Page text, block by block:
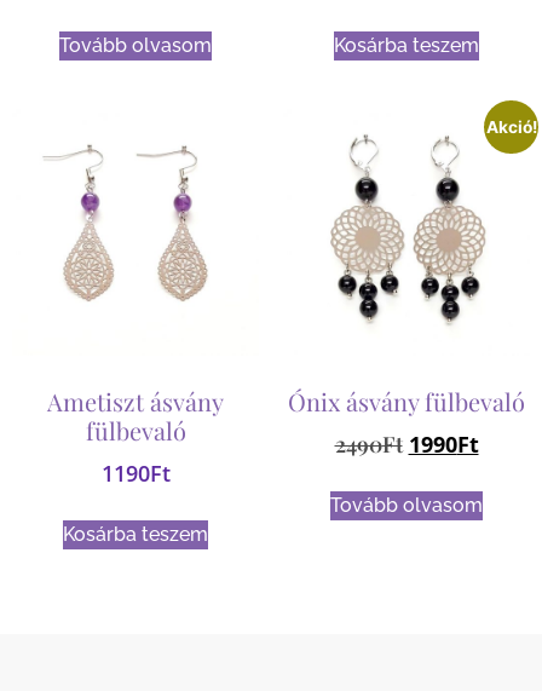
Tovább olvasom Kosárba teszem
Ametiszt ásvány
fülbevaló
1190Ft
Kosárba teszem
Akció!
Ónix ásvány fülbevaló
2490Ft 1990Ft
Tovább olvasom